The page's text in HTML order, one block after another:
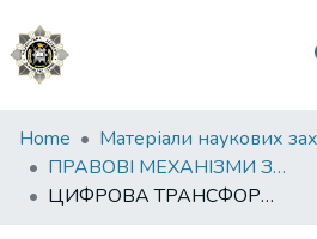
Communities
&
Collections
Home
ПРАВОВІ МЕХАНІЗМИ ЗАГАЛЬНОГО ТА ВІДКРИТОГО ДОСТУПУ ДО ПРАВОСУДДЯ: ВИКЛИКИ ЄВРОІНТЕГРАЦІЙНОГО ПРОЦЕСУ
ЦИФРОВА ТРАНСФОРМАЦІЯ СУДОВОЇ СИСТЕМИ: СУЧАСНИЙ ПІДХІД ДОСТУПУ ДО ПРАВОСУДДЯ, ЯК ОДНА ІЗ ФОРМ ЗАБЕЗПЕЧЕННЯ КОНСТИТУЦІЙНОГО ПРАВА НА СУДОВИЙ ЗАХИСТ